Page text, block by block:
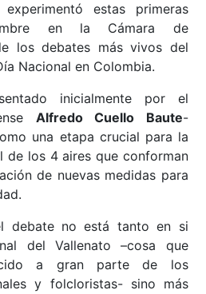
estas primeras
en la Cámara de
los debates más vivos del
Nacional en Colombia.
inicialmente por el
Alfredo Cuello Baute-
una etapa crucial para la
de los 4 aires que conforman
de nuevas medidas para
debate no está tanto en si
del Vallenato –cosa que
a gran parte de los
y folcloristas- sino más